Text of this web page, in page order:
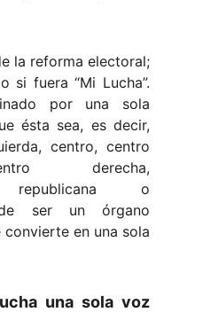
la reforma electoral;
si fuera “Mi Lucha”.
por una sola
ésta sea, es decir,
centro, centro
derecha,
republicana o
ser un órgano
en una sola
una sola voz